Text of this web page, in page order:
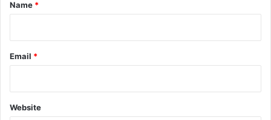
Name *
Email *
Website